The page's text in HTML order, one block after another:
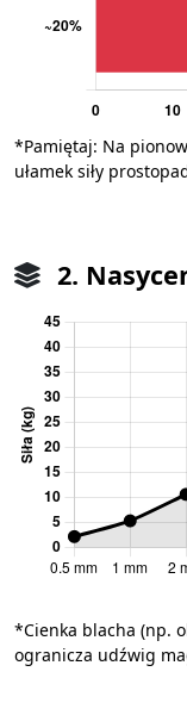
*Pamiętaj: Na
ułamek siły
2.
*Cienka blacha (np.
ogranicza udźwig